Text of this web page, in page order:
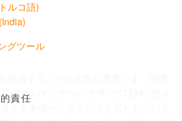
トルコ語)
グツール
責任
提供することは非常に重要です。調査
者のわずか20%が大学でSTEM分野を
する準備ができていると言われていま